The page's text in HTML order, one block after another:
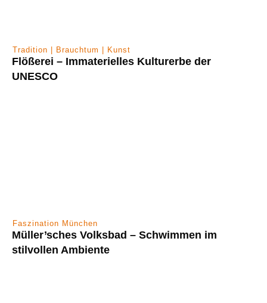
Tradition | Brauchtum | Kunst
Flößerei – Immaterielles Kulturerbe der
UNESCO
Faszination München
Müller’sches Volksbad – Schwimmen im
stilvollen Ambiente